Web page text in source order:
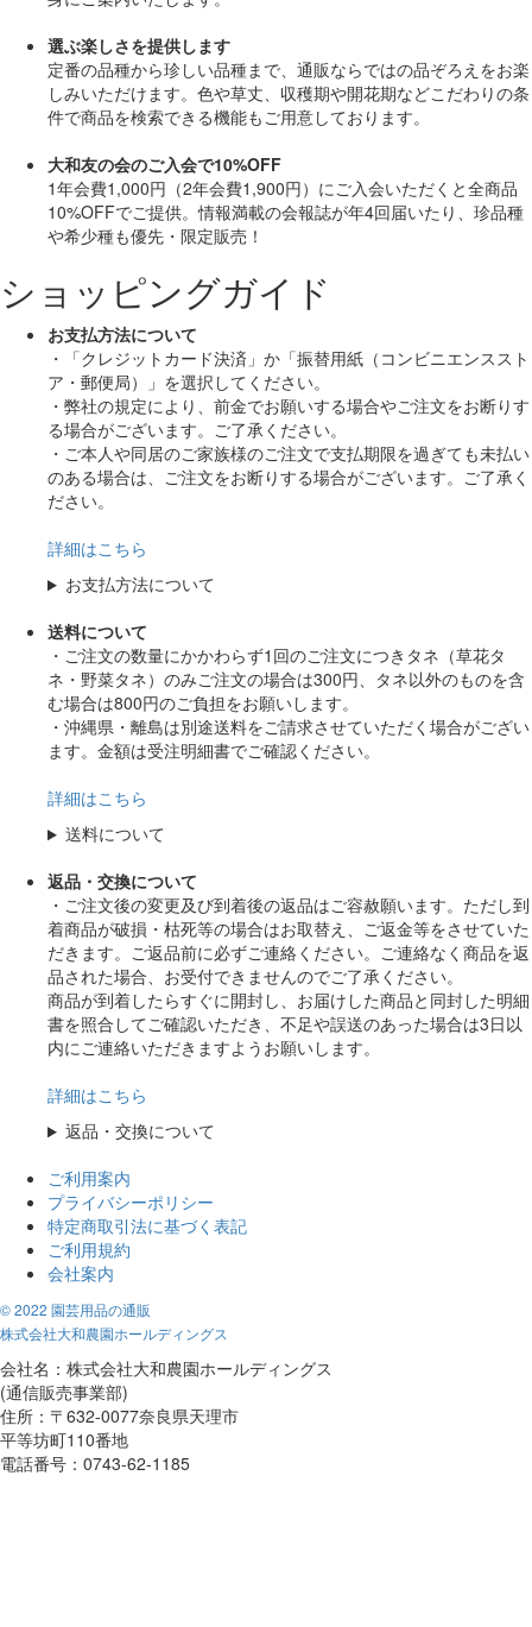
選ぶ楽しさを提供します
定番の品種から珍しい品種まで、通販ならではの品ぞろえをお楽
しみいただけます。色や草丈、収穫期や開花期などこだわりの条
件で商品を検索できる機能もご用意しております。
大和友の会のご入会で10%OFF
1年会費1,000円（2年会費1,900円）にご入会いただくと全商品
10%OFFでご提供。情報満載の会報誌が年4回届いたり、珍品種
や希少種も優先・限定販売！
ショッピングガイド
お支払方法について
・「クレジットカード決済」か「振替用紙（コンビニエンススト
ア・郵便局）」を選択してください。
・弊社の規定により、前金でお願いする場合やご注文をお断りす
る場合がございます。ご了承ください。
・ご本人や同居のご家族様のご注文で支払期限を過ぎても未払い
のある場合は、ご注文をお断りする場合がございます。ご了承く
ださい。
詳細はこちら
お支払方法について
送料について
・ご注文の数量にかかわらず1回のご注文につきタネ（草花タ
ネ・野菜タネ）のみご注文の場合は300円、タネ以外のものを含
む場合は800円のご負担をお願いします。
・沖縄県・離島は別途送料をご請求させていただく場合がござい
ます。金額は受注明細書でご確認ください。
詳細はこちら
送料について
返品・交換について
・ご注文後の変更及び到着後の返品はご容赦願います。ただし到
着商品が破損・枯死等の場合はお取替え、ご返金等をさせていた
だきます。ご返品前に必ずご連絡ください。ご連絡なく商品を返
品された場合、お受付できませんのでご了承ください。
商品が到着したらすぐに開封し、お届けした商品と同封した明細
書を照合してご確認いただき、不足や誤送のあった場合は3日以
内にご連絡いただきますようお願いします。
詳細はこちら
返品・交換について
ご利用案内
プライバシーポリシー
特定商取引法に基づく表記
ご利用規約
会社案内
© 2022 園芸用品の通販
株式会社大和農園ホールディングス
会社名：株式会社大和農園ホールディングス
(通信販売事業部)
住所：〒632-0077奈良県天理市
平等坊町110番地
電話番号：0743-62-1185